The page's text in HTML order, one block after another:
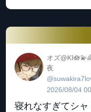
オズ
夜
2026/08/04
寝れなすぎてシ